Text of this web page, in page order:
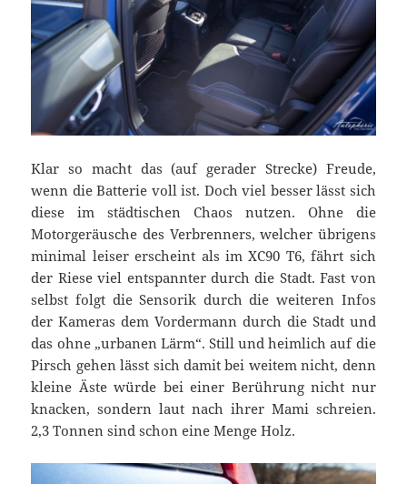
Klar so macht das (auf gerader Strecke) Freude,
wenn die Batterie voll ist. Doch viel besser lässt sich
diese im städtischen Chaos nutzen. Ohne die
Motorgeräusche des Verbrenners, welcher übrigens
minimal leiser erscheint als im XC90 T6, fährt sich
der Riese viel entspannter durch die Stadt. Fast von
selbst folgt die Sensorik durch die weiteren Infos
der Kameras dem Vordermann durch die Stadt und
das ohne „urbanen Lärm“. Still und heimlich auf die
Pirsch gehen lässt sich damit bei weitem nicht, denn
kleine Äste würde bei einer Berührung nicht nur
knacken, sondern laut nach ihrer Mami schreien.
2,3 Tonnen sind schon eine Menge Holz.